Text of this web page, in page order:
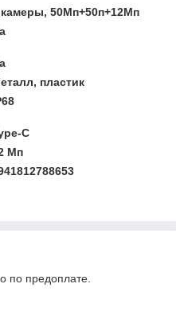
50Мп+50п+12Мп
пластик
C
Мп
по предоплате.